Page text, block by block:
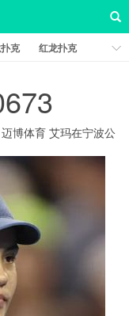
克
红龙扑克
迈博体育 艾玛在宁波公